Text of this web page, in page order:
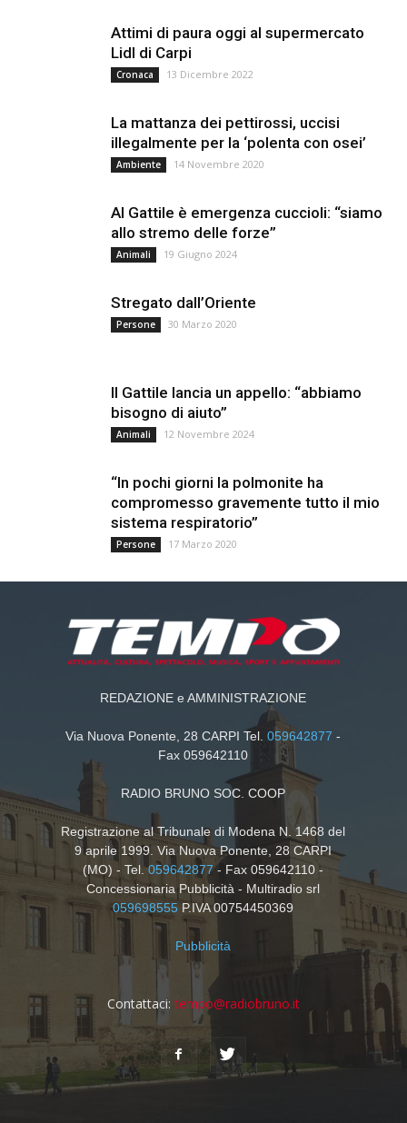
Attimi di paura oggi al supermercato
Lidl di Carpi
Cronaca 13 Dicembre 2022
La mattanza dei pettirossi, uccisi
illegalmente per la ‘polenta con osei’
Ambiente 14 Novembre 2020
Al Gattile è emergenza cuccioli: “siamo
allo stremo delle forze”
Animali 19 Giugno 2024
Stregato dall’Oriente
Persone 30 Marzo 2020
Il Gattile lancia un appello: “abbiamo
bisogno di aiuto”
Animali 12 Novembre 2024
“In pochi giorni la polmonite ha
compromesso gravemente tutto il mio
sistema respiratorio”
Persone 17 Marzo 2020
REDAZIONE e AMMINISTRAZIONE
Via Nuova Ponente, 28 CARPI Tel.059642877 -
Fax 059642110
RADIO BRUNO SOC. COOP
Registrazione al Tribunale di Modena N. 1468 del
9 aprile 1999. Via Nuova Ponente, 28 CARPI
(MO) - Tel.059642877- Fax 059642110 -
Concessionaria Pubblicità - Multiradio srl
059698555 P.IVA 00754450369
Pubblicità
Contattaci: tempo@radiobruno.it